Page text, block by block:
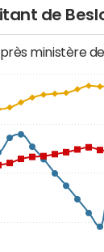
de
ministère